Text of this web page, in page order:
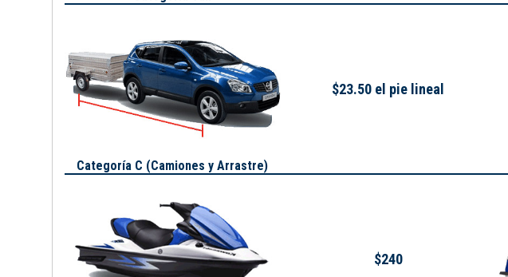
Categoría C (Camiones y Arrastre)
$23.50 el pie lineal
$240